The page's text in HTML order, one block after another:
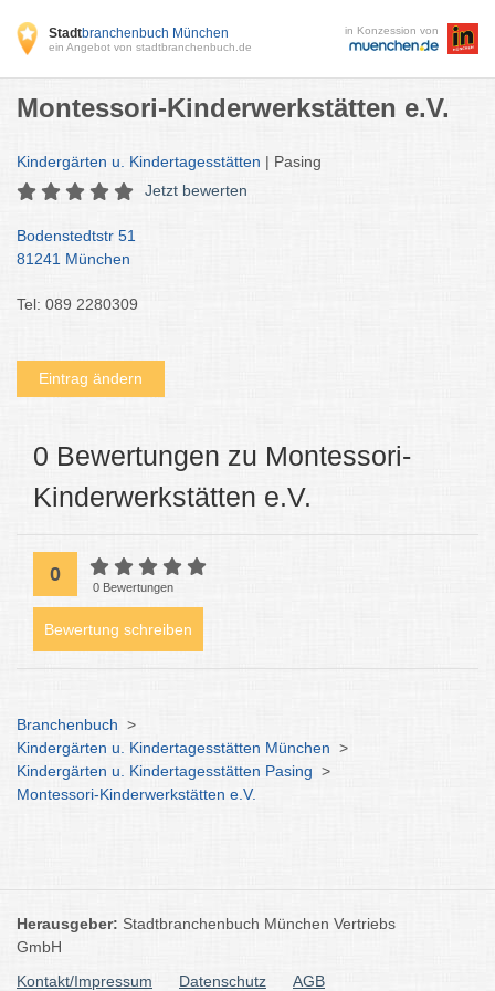
Stadtbranchenbuch München
ein Angebot von stadtbranchenbuch.de
in Konzession von
Montessori-Kinderwerkstätten e.V.
Kindergärten u. Kindertagesstätten | Pasing
Jetzt bewerten
Bodenstedtstr 51
81241 München
Tel: 089 2280309
Eintrag ändern
0 Bewertungen zu Montessori-
Kinderwerkstätten e.V.
0
0 Bewertungen
Bewertung schreiben
Branchenbuch >
Kindergärten u. Kindertagesstätten München >
Kindergärten u. Kindertagesstätten Pasing >
Montessori-Kinderwerkstätten e.V.
Herausgeber: Stadtbranchenbuch München Vertriebs
GmbH
Kontakt/Impressum
Datenschutz AGB